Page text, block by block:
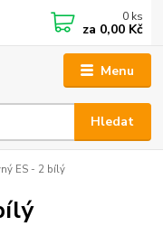
Menu
Hledat
0 ks
za 0,00 Kč
ES - 2 bílý